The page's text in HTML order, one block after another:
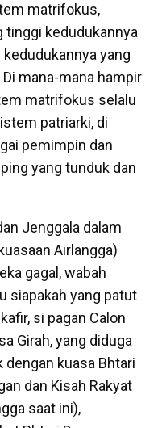
matrifokus,
tinggi kedudukannya
yang
mana-mana hampir
matrifokus selalu
patriarki, di
pemimpin dan
yang tunduk dan
Jenggala dalam
Airlangga)
gagal, wabah
siapakah yang patut
si pagan Calon
Girah, yang diduga
kuasa Bhtari
dan Kisah Rakyat
saat ini),